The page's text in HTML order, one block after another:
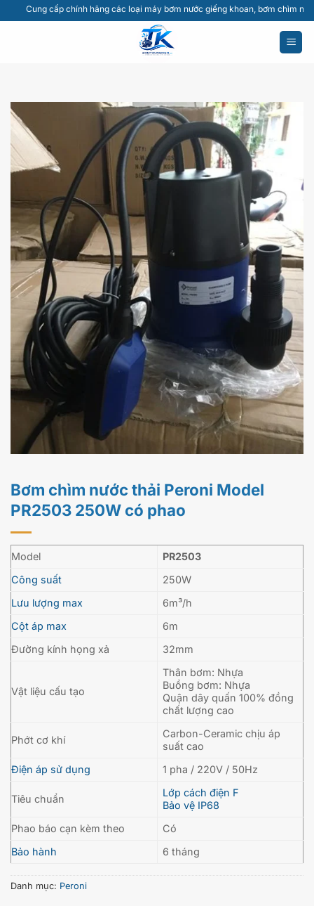
qua
Cung cấp chính hãng các loại máy bơm nước giếng khoan, bơm chìm nước
Bơm chìm nước thải Peroni Model
PR2503 250W có phao
Model
PR2503
Công suất
250W
Lưu lượng max
6m³/h
Cột áp max
6m
Đường kính họng xả
32mm
Vật liệu cấu tạo
Thân bơm: Nhựa
Buồng bơm: Nhựa
Quận dây quấn 100% đồng
chất lượng cao
Phớt cơ khí
Carbon-Ceramic chịu áp
suất cao
Điện áp sử dụng
1 pha / 220V / 50Hz
Tiêu chuẩn
Lớp cách điện F
Bảo vệ IP68
Phao báo cạn kèm theo
Có
Bảo hành
6 tháng
Danh mục: Peroni